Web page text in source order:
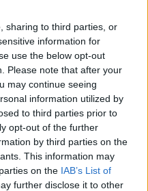
sharing to third parties, or
information for
use the below opt-out
Please note that after your
may continue seeing
information utilized by
to third parties prior to
opt-out of the further
by third parties on the
This information may
on the IAB’s List of
further disclose it to other
vuokraus- ja
asukasvalinta,
raportointi,
ja autopaikkojen
ja sen sisäiset
asti tekoälyä ja
ajatellen.
ohjatut prosessit on
mahdollistaa sen,